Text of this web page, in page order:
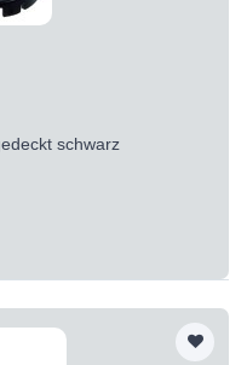
schwarz